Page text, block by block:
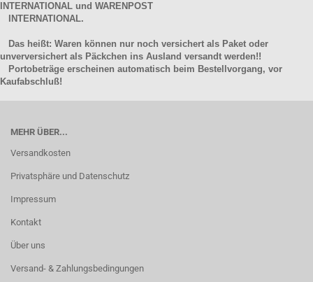
INTERNATIONAL und WARENPOST
INTERNATIONAL.
Das heißt: Waren können nur noch versichert als Paket oder
unverversichert als Päckchen ins Ausland versandt werden!!
Portobeträge erscheinen automatisch beim Bestellvorgang, vor
Kaufabschluß!
MEHR ÜBER...
Versandkosten
Privatsphäre und Datenschutz
Impressum
Kontakt
Über uns
Versand- & Zahlungsbedingungen